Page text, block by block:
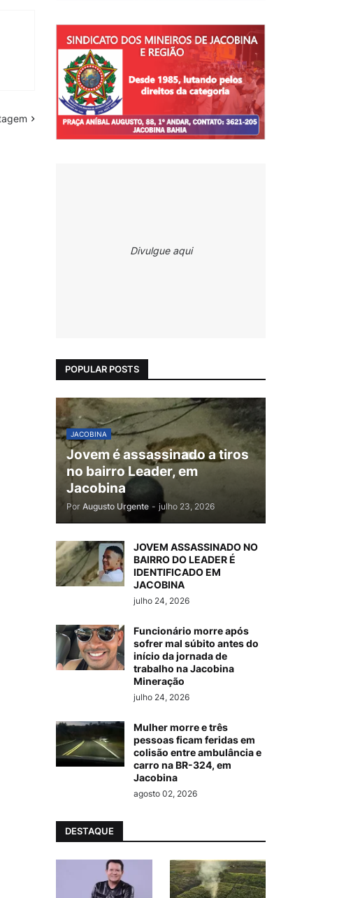
Divulgue aqui
POPULAR POSTS
JACOBINA
Jovem é assassinado a tiros
no bairro Leader, em
Jacobina
Por Augusto Urgente - julho 23, 2026
JOVEM ASSASSINADO NO
BAIRRO DO LEADER É
IDENTIFICADO EM
JACOBINA
julho 24, 2026
Funcionário morre após
sofrer mal súbito antes do
início da jornada de
trabalho na Jacobina
Mineração
julho 24, 2026
Mulher morre e três
pessoas ficam feridas em
colisão entre ambulância e
carro na BR-324, em
Jacobina
agosto 02, 2026
DESTAQUE